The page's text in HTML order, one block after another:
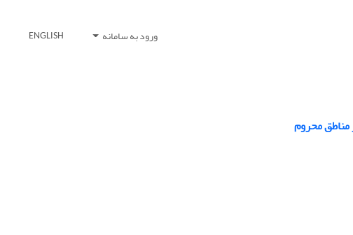
ورود به سامانه ENGLISH
محروم